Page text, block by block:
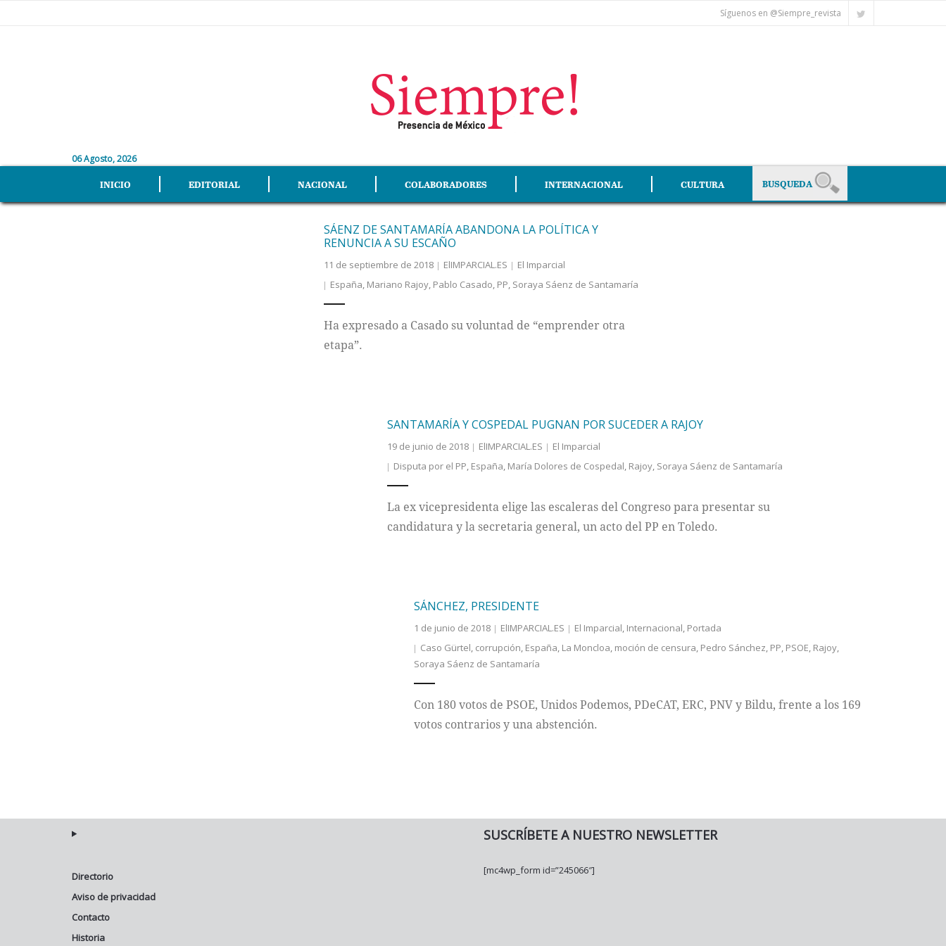
Síguenos en @Siempre_revista
06 Agosto, 2026
INICIO EDITORIAL NACIONAL COLABORADORES INTERNACIONAL CULTURA
SÁENZ DE SANTAMARÍA ABANDONA LA POLÍTICA Y
RENUNCIA A SU ESCAÑO
11 de septiembre de 2018 ElIMPARCIAL.ES
El Imparcial
España, Mariano Rajoy, Pablo Casado, PP, Soraya Sáenz de Santamaría
Ha expresado a Casado su voluntad de “emprender otra
etapa”.
SANTAMARÍA Y COSPEDAL PUGNAN POR SUCEDER A RAJOY
19 de junio de 2018 ElIMPARCIAL.ES
El Imparcial
Disputa por el PP, España, María Dolores de Cospedal, Rajoy, Soraya Sáenz de Santamaría
La ex vicepresidenta elige las escaleras del Congreso para presentar su
candidatura y la secretaria general, un acto del PP en Toledo.
SÁNCHEZ, PRESIDENTE
1 de junio de 2018 ElIMPARCIAL.ES El Imparcial, Internacional, Portada
Caso Gürtel, corrupción, España, La Moncloa, moción de censura, Pedro Sánchez, PP, PSOE, Rajoy,
Soraya Sáenz de Santamaría
Con 180 votos de PSOE, Unidos Podemos, PDeCAT, ERC, PNV y Bildu, frente a los 169
votos contrarios y una abstención.
Directorio
Aviso de privacidad
Contacto
Historia
SUSCRÍBETE A NUESTRO NEWSLETTER
[mc4wp_form id=”245066″]